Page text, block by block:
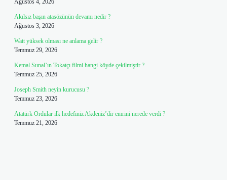
Ağustos 4, 2026
Akılsız başın atasözünün devamı nedir ?
Ağustos 3, 2026
Watt yüksek olması ne anlama gelir ?
Temmuz 29, 2026
Kemal Sunal’ın Tokatçı filmi hangi köyde çekilmiştir ?
Temmuz 25, 2026
Joseph Smith neyin kurucusu ?
Temmuz 23, 2026
Atatürk Ordular ilk hedefiniz Akdeniz’dir emrini nerede verdi ?
Temmuz 21, 2026